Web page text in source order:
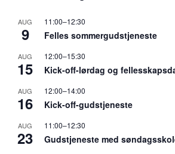
AUG
9
11:00–12:30
Felles sommergudstjeneste
AUG
15
12:00–15:30
Kick-off-lørdag og
AUG
16
12:00–14:00
Kick-off-gudstjeneste
AUG
23
11:00–12:30
Gudstjeneste med